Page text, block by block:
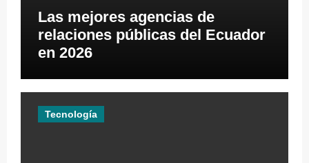
Las mejores agencias de
relaciones públicas del Ecuador
en 2026
Tecnología